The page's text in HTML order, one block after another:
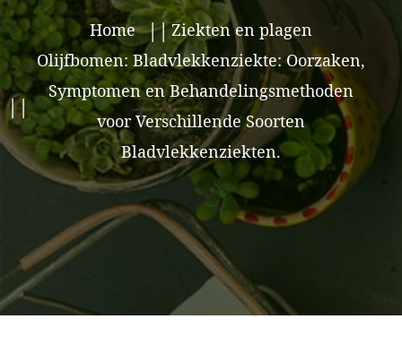
Home
Ziekten en plagen
Olijfbomen: Bladvlekkenziekte: Oorzaken,
Symptomen en Behandelingsmethoden
voor Verschillende Soorten
Bladvlekkenziekten.